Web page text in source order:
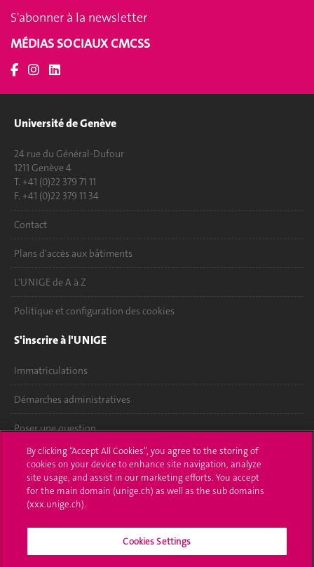
S'abonner à la newsletter
MÉDIAS SOCIAUX CMCSS
Université de Genève
24 rue du Général-Dufour
1211 Genève 4
T. +41 (0)22 379 71 11
F. +41 (0)22 379 11 34
Contact
Plans d'accès aux bâtiments
L'UNIGE de A à Z
Politique et configuration des cookies
S'inscrire à l'UNIGE
Immatriculations
Démarches administratives
Poser une question
L'UNIGE vous informe
UNIGE Mobile
By clicking “Accept All Cookies”, you agree to the storing of
cookies on your device to enhance site navigation, analyze
site usage, and assist in our marketing efforts. You accept
for the main domain (unige.ch) as well as the sub domains
(xxx.unige.ch).
Cookies Settings